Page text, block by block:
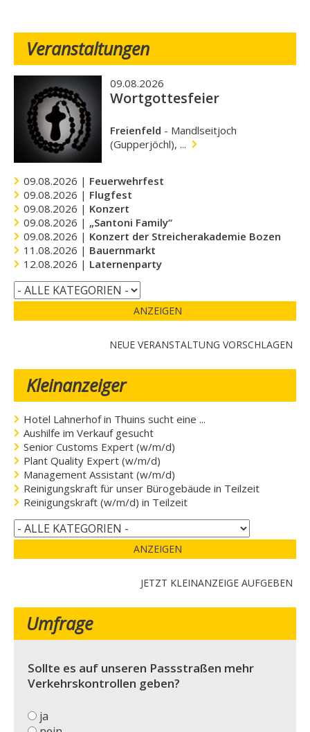
Veranstaltungen
09.08.2026
Wortgottesfeier
Freienfeld - Mandlseitjoch
(Gupperjöchl), ...
09.08.2026 | Feuerwehrfest
09.08.2026 | Flugfest
09.08.2026 | Konzert
09.08.2026 | „Santoni Family“
09.08.2026 | Konzert der Streicherakademie Bozen
11.08.2026 | Bauernmarkt
12.08.2026 | Laternenparty
ANZEIGEN
NEUE VERANSTALTUNG VORSCHLAGEN
Kleinanzeiger
Hotel Lahnerhof in Thuins sucht eine ...
Aushilfe im Verkauf gesucht
Senior Customs Expert (w/m/d)
Plant Quality Expert (w/m/d)
Management Assistant (w/m/d)
Reinigungskraft für unser Bürogebäude in Teilzeit
Reinigungskraft (w/m/d) in Teilzeit
ANZEIGEN
JETZT KLEINANZEIGE AUFGEBEN
Umfrage
Sollte es auf unseren Passstraßen mehr
Verkehrskontrollen geben?
ja